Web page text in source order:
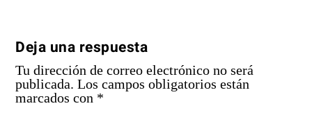
Deja una respuesta
Tu dirección de correo electrónico no será
publicada. Los campos obligatorios están
marcados con *